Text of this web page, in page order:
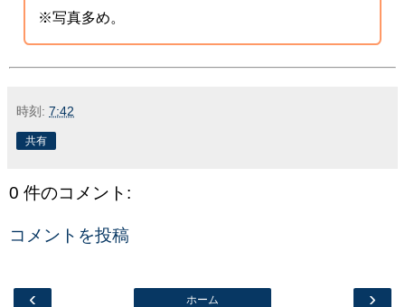
※写真多め。
時刻: 7:42
共有
0 件のコメント:
コメントを投稿
‹ ›
ホーム